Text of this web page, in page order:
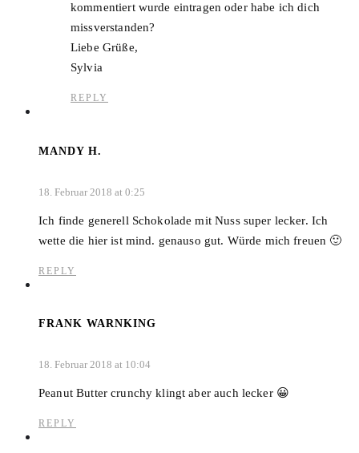
kommentiert wurde eintragen oder habe ich dich
missverstanden?
Liebe Grüße,
Sylvia
REPLY
MANDY H.
18. Februar 2018 at 0:25
Ich finde generell Schokolade mit Nuss super lecker. Ich
wette die hier ist mind. genauso gut. Würde mich freuen 🙂
REPLY
FRANK WARNKING
18. Februar 2018 at 10:04
Peanut Butter crunchy klingt aber auch lecker 😀
REPLY